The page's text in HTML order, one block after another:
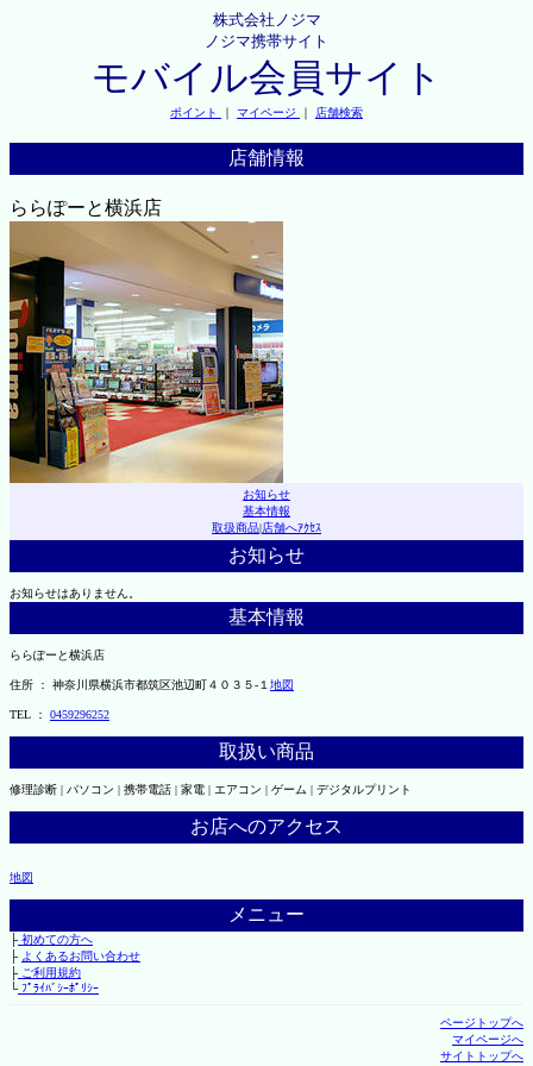
株式会社ノジマ
ノジマ携帯サイト
モバイル会員サイト
ポイント ｜ マイページ ｜ 店舗検索
店舗情報
ららぽーと横浜店
お知らせ
基本情報
取扱商品|店舗へｱｸｾｽ
お知らせ
お知らせはありません。
基本情報
ららぽーと横浜店
住所 ： 神奈川県横浜市都筑区池辺町４０３５-１ 地図
TEL ： 0459296252
取扱い商品
修理診断 | パソコン | 携帯電話 | 家電 | エアコン | ゲーム | デジタルプリント
お店へのアクセス
地図
メニュー
├初めての方へ
├ よくあるお問い合わせ
├ご利用規約
└ﾌﾟﾗｲﾊﾞｼｰﾎﾟﾘｼｰ
ページトップへ
マイページへ
サイトトップへ